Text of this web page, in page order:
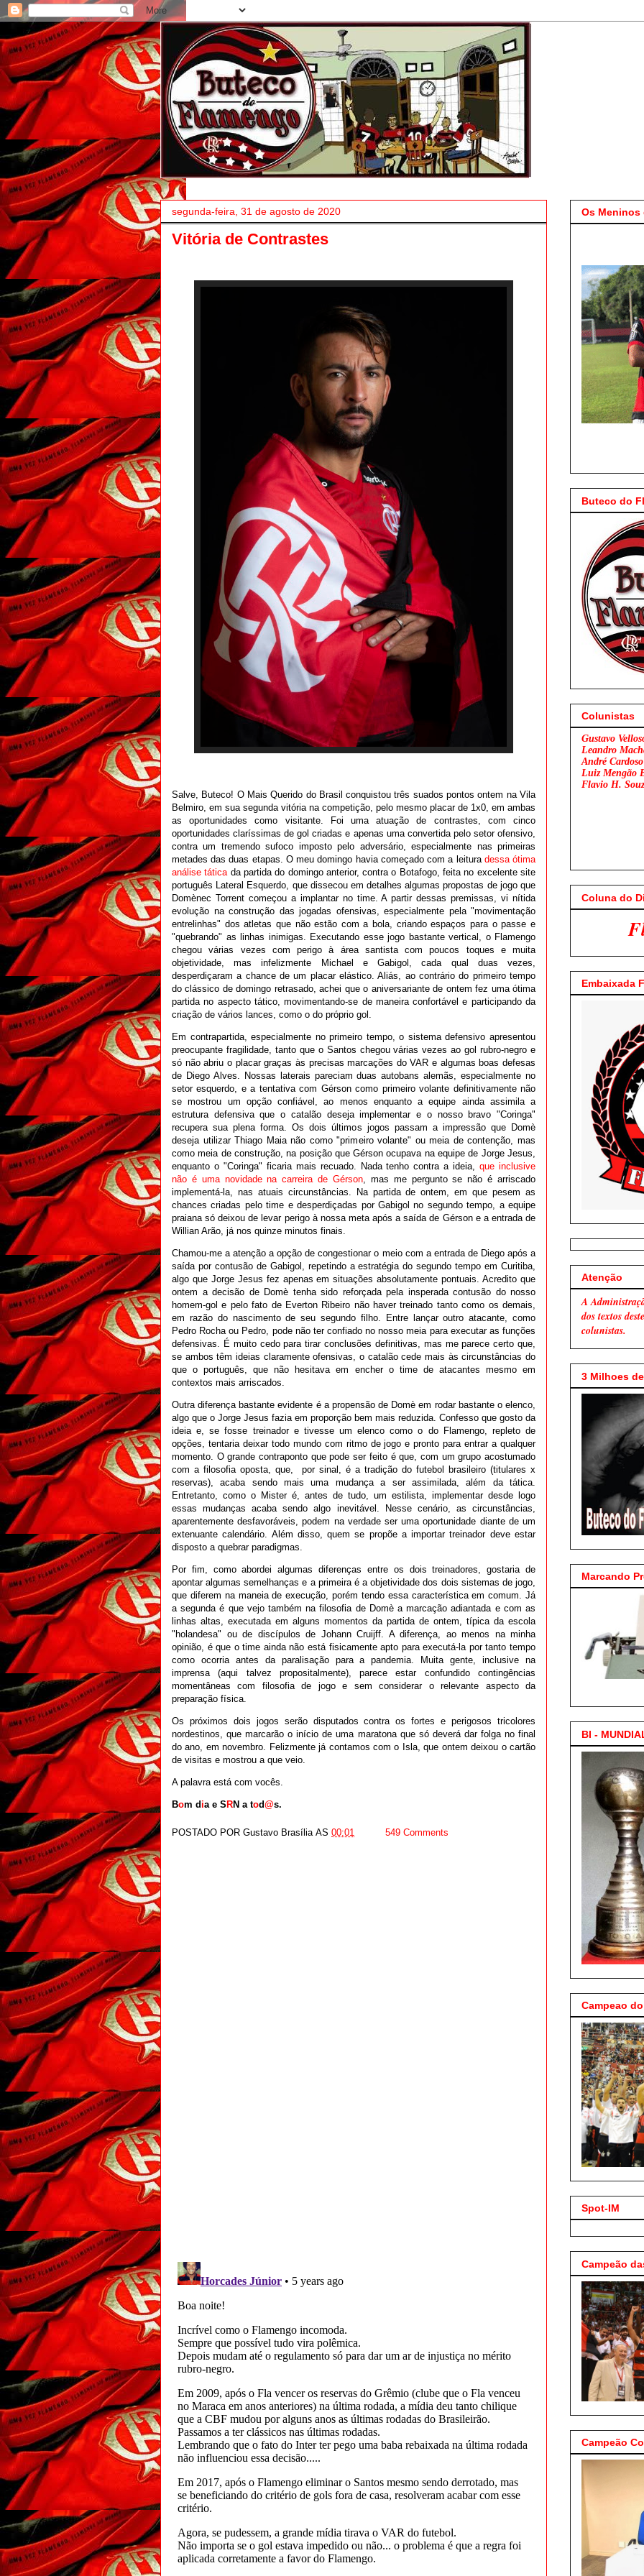
segunda-feira, 31 de agosto de 2020
Vitória de Contrastes
Salve, Buteco! O Mais Querido do Brasil conquistou três suados pontos ontem na Vila
Belmiro, em sua segunda vitória na competição, pelo mesmo placar de 1x0, em ambas
as oportunidades como visitante. Foi uma atuação de contrastes, com cinco
oportunidades claríssimas de gol criadas e apenas uma convertida pelo setor ofensivo,
contra um tremendo sufoco imposto pelo adversário, especialmente nas primeiras
metades das duas etapas. O meu domingo havia começado com a leitura dessa ótima
análise táticada partida do domingo anterior, contra o Botafogo, feita no excelente site
português Lateral Esquerdo, que dissecou em detalhes algumas propostas de jogo que
Domènec Torrent começou a implantar no time. A partir dessas premissas, vi nítida
evolução na construção das jogadas ofensivas, especialmente pela "movimentação
entrelinhas" dos atletas que não estão com a bola, criando espaços para o passe e
"quebrando" as linhas inimigas. Executando esse jogo bastante vertical, o Flamengo
chegou várias vezes com perigo à área santista com poucos toques e muita
objetividade, mas infelizmente Michael e Gabigol, cada qual duas vezes,
desperdiçaram a chance de um placar elástico. Aliás, ao contrário do primeiro tempo
do clássico de domingo retrasado, achei que o aniversariante de ontem fez uma ótima
partida no aspecto tático, movimentando-se de maneira confortável e participando da
criação de vários lances, como o do próprio gol.
Em contrapartida, especialmente no primeiro tempo, o sistema defensivo apresentou
preocupante fragilidade, tanto que o Santos chegou várias vezes ao gol rubro-negro e
só não abriu o placar graças às precisas marcações do VAR e algumas boas defesas
de Diego Alves. Nossas laterais pareciam duas autobans alemãs, especialmente no
setor esquerdo, e a tentativa com Gérson como primeiro volante definitivamente não
se mostrou um opção confiável, ao menos enquanto a equipe ainda assimila a
estrutura defensiva que o catalão deseja implementar e o nosso bravo "Coringa"
recupera sua plena forma. Os dois últimos jogos passam a impressão que Domè
deseja utilizar Thiago Maia não como "primeiro volante" ou meia de contenção, mas
como meia de construção, na posição que Gérson ocupava na equipe de Jorge Jesus,
enquanto o "Coringa" ficaria mais recuado. Nada tenho contra a ideia,que inclusive
não é uma novidade na carreira de Gérson, mas me pergunto se não é arriscado
implementá-la, nas atuais circunstâncias. Na partida de ontem, em que pesem as
chances criadas pelo time e desperdiçadas por Gabigol no segundo tempo, a equipe
praiana só deixou de levar perigo à nossa meta após a saída de Gérson e a entrada de
Willian Arão, já nos quinze minutos finais.
Chamou-me a atenção a opção de congestionar o meio com a entrada de Diego após a
saída por contusão de Gabigol, repetindo a estratégia do segundo tempo em Curitiba,
algo que Jorge Jesus fez apenas em situações absolutamente pontuais. Acredito que
ontem a decisão de Domè tenha sido reforçada pela insperada contusão do nosso
homem-gol e pelo fato de Everton Ribeiro não haver treinado tanto como os demais,
em razão do nascimento de seu segundo filho. Entre lançar outro atacante, como
Pedro Rocha ou Pedro, pode não ter confiado no nosso meia para executar as funções
defensivas. É muito cedo para tirar conclusões definitivas, mas me parece certo que,
se ambos têm ideias claramente ofensivas, o catalão cede mais às circunstâncias do
que o português, que não hesitava em encher o time de atacantes mesmo em
contextos mais arriscados.
Outra diferença bastante evidente é a propensão de Domè em rodar bastante o elenco,
algo que o Jorge Jesus fazia em proporção bem mais reduzida. Confesso que gosto da
ideia e, se fosse treinador e tivesse um elenco como o do Flamengo, repleto de
opções, tentaria deixar todo mundo com ritmo de jogo e pronto para entrar a qualquer
momento. O grande contraponto que pode ser feito é que, com um grupo acostumado
com a filosofia oposta, que, por sinal, é a tradição do futebol brasileiro (titulares x
reservas), acaba sendo mais uma mudança a ser assimilada, além da tática.
Entretanto, como o Mister é, antes de tudo, um estilista, implementar desde logo
essas mudanças acaba sendo algo inevitável. Nesse cenário, as circunstâncias,
aparentemente desfavoráveis, podem na verdade ser uma oportunidade diante de um
extenuante calendário. Além disso, quem se propõe a importar treinador deve estar
disposto a quebrar paradigmas.
Por fim, como abordei algumas diferenças entre os dois treinadores, gostaria de
apontar algumas semelhanças e a primeira é a objetividade dos dois sistemas de jogo,
que diferem na maneia de execução, porém tendo essa característica em comum. Já
a segunda é que vejo também na filosofia de Domè a marcação adiantada e com as
linhas altas, executada em alguns momentos da partida de ontem, típica da escola
"holandesa" ou de discípulos de Johann Cruijff. A diferença, ao menos na minha
opinião, é que o time ainda não está fisicamente apto para executá-la por tanto tempo
como ocorria antes da paralisação para a pandemia. Muita gente, inclusive na
imprensa (aqui talvez propositalmente), parece estar confundido contingências
momentâneas com filosofia de jogo e sem considerar o relevante aspecto da
preparação física.
Os próximos dois jogos serão disputados contra os fortes e perigosos tricolores
nordestinos, que marcarão o início de uma maratona que só deverá dar folga no final
do ano, em novembro. Felizmente já contamos com o Isla, que ontem deixou o cartão
de visitas e mostrou a que veio.
A palavra está com vocês.
Bom dia e S RN a tod@s.
POSTADO POR Gustavo Brasília AS 00:01 549 Comments
Os
Buteco do
Colunistas
Gustavo
Leandro
André Cardoso
Luiz Mengão
Flavio H.
Coluna do
Flamengo x São
Embaixada
Atenção
A
dos textos
colunistas.
3 Milhoes
Marcando
BI -
Campeao
Spot-IM
Campeão
Campeão